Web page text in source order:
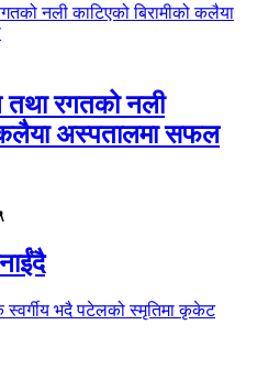
तथा रगतको नली
कलैया अस्पतालमा सफल